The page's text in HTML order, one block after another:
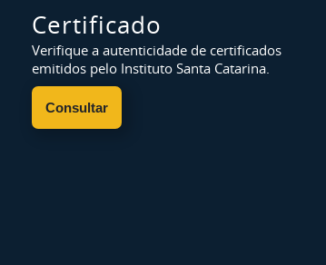
Certificado
Verifique a autenticidade de certificados
emitidos pelo Instituto Santa Catarina.
Consultar